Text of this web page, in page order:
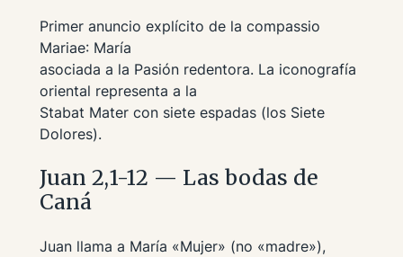
Primer anuncio explícito de la compassio
Mariae: María
asociada a la Pasión redentora. La iconografía
oriental representa a la
Stabat Matercon siete espadas (los Siete
Dolores).
Juan 2,1-12 — Las bodas de
Caná
Juan llama a María «Mujer» (no «madre»),